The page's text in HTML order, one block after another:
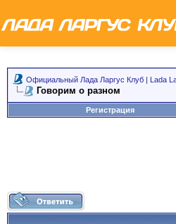
Официальный Лада Ларгус Клуб | Lada
Говорим о разном
Регистрация